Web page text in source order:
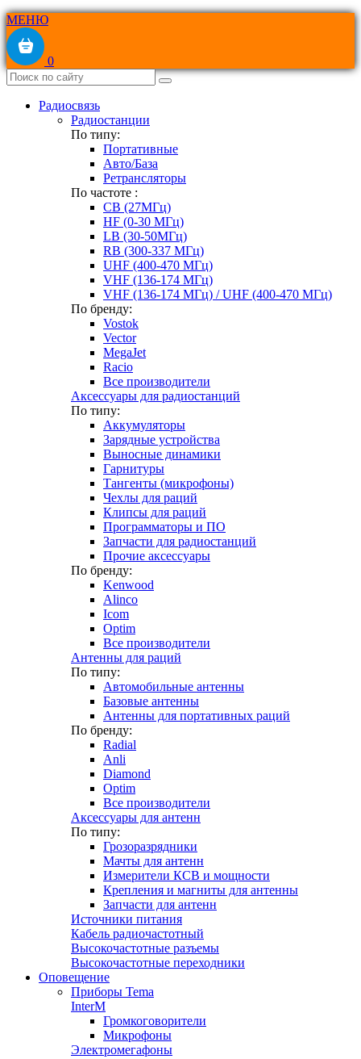
МЕНЮ
0
Радиосвязь
Радиостанции
По типу:
Портативные
Авто/База
Ретрансляторы
По частоте :
CB (27МГц)
HF (0-30 МГц)
LB (30-50МГц)
RB (300-337 МГц)
UHF (400-470 МГц)
VHF (136-174 МГц)
VHF (136-174 МГц) / UHF (400-470 МГц)
По бренду:
Vostok
Vector
MegaJet
Racio
Все производители
Аксессуары для радиостанций
По типу:
Аккумуляторы
Зарядные устройства
Выносные динамики
Гарнитуры
Тангенты (микрофоны)
Чехлы для раций
Клипсы для раций
Программаторы и ПО
Запчасти для радиостанций
Прочие аксессуары
По бренду:
Kenwood
Alinco
Icom
Optim
Все производители
Антенны для раций
По типу:
Автомобильные антенны
Базовые антенны
Антенны для портативных раций
По бренду:
Radial
Anli
Diamond
Optim
Все производители
Аксессуары для антенн
По типу:
Грозоразрядники
Мачты для антенн
Измерители КСВ и мощности
Крепления и магниты для антенны
Запчасти для антенн
Источники питания
Кабель радиочастотный
Высокочастотные разъемы
Высокочастотные переходники
Оповещение
Приборы Tema
InterM
Громкоговорители
Микрофоны
Электромегафоны